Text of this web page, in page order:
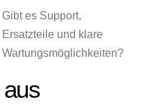
Gibt es Support,
Ersatzteile und klare
Wartungsmöglichkeiten?